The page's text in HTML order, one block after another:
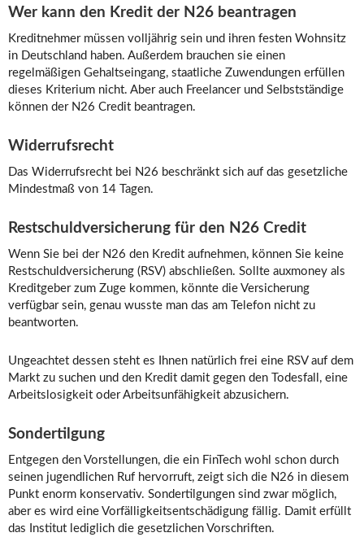
Wer kann den Kredit der N26 beantragen
Kreditnehmer müssen volljährig sein und ihren festen Wohnsitz
in Deutschland haben. Außerdem brauchen sie einen
regelmäßigen Gehaltseingang, staatliche Zuwendungen erfüllen
dieses Kriterium nicht. Aber auch Freelancer und Selbstständige
können der N26 Credit beantragen.
Widerrufsrecht
Das Widerrufsrecht bei N26 beschränkt sich auf das gesetzliche
Mindestmaß von 14 Tagen.
Restschuldversicherung für den N26 Credit
Wenn Sie bei der N26 den Kredit aufnehmen, können Sie keine
Restschuldversicherung (RSV) abschließen. Sollte auxmoney als
Kreditgeber zum Zuge kommen, könnte die Versicherung
verfügbar sein, genau wusste man das am Telefon nicht zu
beantworten.
Ungeachtet dessen steht es Ihnen natürlich frei eine RSV auf dem
Markt zu suchen und den Kredit damit gegen den Todesfall, eine
Arbeitslosigkeit oder Arbeitsunfähigkeit abzusichern.
Sondertilgung
Entgegen den Vorstellungen, die ein FinTech wohl schon durch
seinen jugendlichen Ruf hervorruft, zeigt sich die N26 in diesem
Punkt enorm konservativ. Sondertilgungen sind zwar möglich,
aber es wird eine Vorfälligkeitsentschädigung fällig. Damit erfüllt
das Institut lediglich die gesetzlichen Vorschriften.